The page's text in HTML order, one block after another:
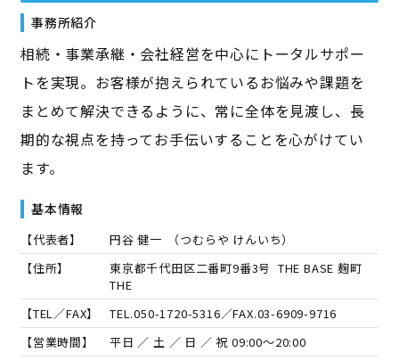
事務所紹介
相続・事業承継・会社経営を中心にトータルサポー
トを実現。お客様が抱えられているお悩みや課題を
まとめて解決できるように、常に全体を見渡し、長
期的な視点を持ってお手伝いすることを心がけてい
ます。
基本情報
【代表者】 円谷 健一 （つむらや けんいち）
【住所】
東京都千代田区二番町9番3号 THE BASE 麹町
THE
【TEL／FAX】
TEL.050-1720-5316／FAX.03-6909-9716
【営業時間】
平日 ／ 土 ／ 日 ／ 祝 09:00～20:00